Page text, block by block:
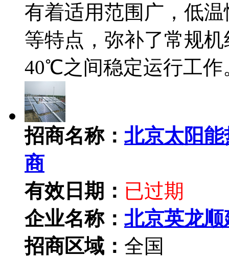
有着适用范围广，低
等特点，弥补了常规
40℃之间稳定运行工作
招商名称： 北京太阳
商
有效日期： 已过期
企业名称： 北京英龙
招商区域： 全国